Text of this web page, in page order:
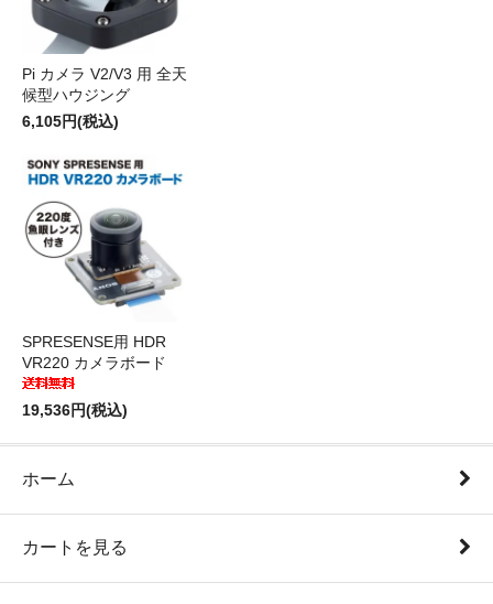
Pi カメラ V2/V3 用 全天
候型ハウジング
6,105円(税込)
SPRESENSE用 HDR
VR220 カメラボード
19,536円(税込)
ホーム
カートを見る